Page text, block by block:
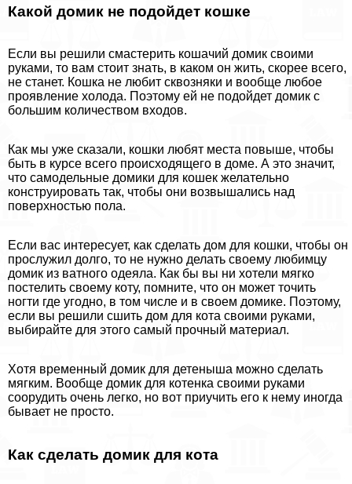
Какой домик не подойдет кошке
Если вы решили смастерить кошачий домик своими
руками, то вам стоит знать, в каком он жить, скорее всего,
не станет. Кошка не любит сквозняки и вообще любое
проявление холода. Поэтому ей не подойдет домик с
большим количеством входов.
Как мы уже сказали, кошки любят места повыше, чтобы
быть в курсе всего происходящего в доме. А это значит,
что самодельные домики для кошек желательно
конструировать так, чтобы они возвышались над
поверхностью пола.
Если вас интересует, как сделать дом для кошки, чтобы он
прослужил долго, то не нужно делать своему любимцу
домик из ватного одеяла. Как бы вы ни хотели мягко
постелить своему коту, помните, что он может точить
ногти где угодно, в том числе и в своем домике. Поэтому,
если вы решили сшить дом для кота своими руками,
выбирайте для этого самый прочный материал.
Хотя временный домик для детеныша можно сделать
мягким. Вообще домик для котенка своими руками
соорудить очень легко, но вот приучить его к нему иногда
бывает не просто.
Как сделать домик для кота